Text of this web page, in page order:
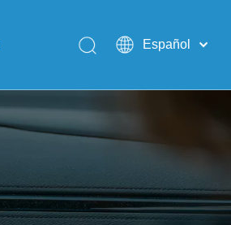
Español
Pусский